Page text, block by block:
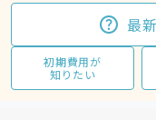
最
初期費用が
知りたい